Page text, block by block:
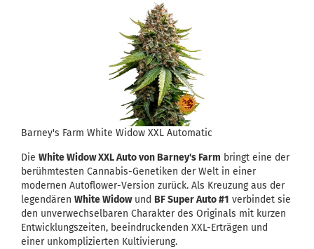
Barney's Farm White Widow XXL Automatic
Die White Widow XXL Auto von Barney's Farm bringt eine der
berühmtesten Cannabis-Genetiken der Welt in einer
modernen Autoflower-Version zurück. Als Kreuzung aus der
legendären White Widowund BF Super Auto #1 verbindet sie
den unverwechselbaren Charakter des Originals mit kurzen
Entwicklungszeiten, beeindruckenden XXL-Erträgen und
einer unkomplizierten Kultivierung.